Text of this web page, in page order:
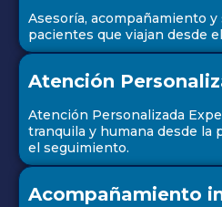
Asesoría, acompañamiento
pacientes que viajan desde
Atención
Atención Personalizada
tranquila y humana desde la
el seguimiento.
Acompañamiento